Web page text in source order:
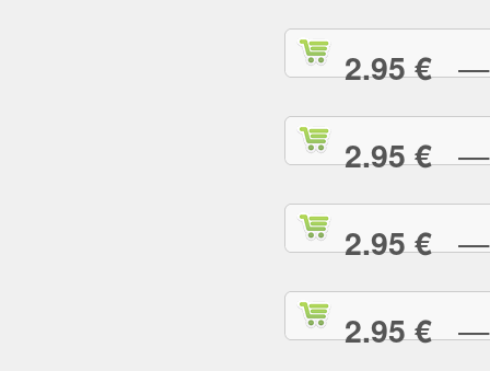
2.95 €—
2.95 €—
2.95 €—
2.95 €—